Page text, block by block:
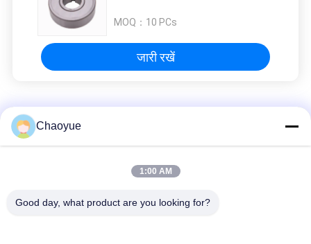
MOQ： 10 PCs
जारी रखें
वन वे रोलर क्लच
फ्रीव्हील लंबाई 30 मिमी आंतरिक व्यास 15 मिमी वन वे रोलर क्लच
पैकेजिंग मशीनों के लिए मोटाई 108 मिमी ओडी 320 मिमी रोलर असर क्लच जीसी-बी
चिकित्सा उपकरण के लिए GC-A 360N.M 90mm OD वन वे रोलर क्लच
Chaoyue
1:00 AM
Good day, what product are you looking for?